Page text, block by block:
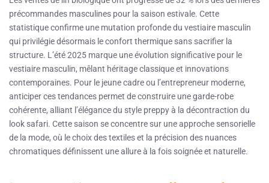
précommandes masculines pour la saison estivale. Cette
statistique confirme une mutation profonde du vestiaire masculin
qui privilégie désormais le confort thermique sans sacrifier la
structure. L’été 2025 marque une évolution significative pour le
vestiaire masculin, mêlant héritage classique et innovations
contemporaines. Pour le jeune cadre ou l’entrepreneur moderne,
anticiper ces tendances permet de construire une garde-robe
cohérente, alliant l’élégance du style preppy à la décontraction du
look safari. Cette saison se concentre sur une approche sensorielle
de la mode, où le choix des textiles et la précision des nuances
chromatiques définissent une allure à la fois soignée et naturelle.